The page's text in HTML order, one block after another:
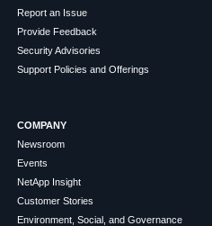
Report an Issue
Provide Feedback
Security Advisories
Support Policies and Offerings
COMPANY
Newsroom
Events
NetApp Insight
Customer Stories
Environment, Social, and Governance